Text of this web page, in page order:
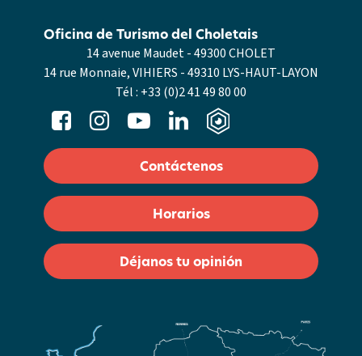
14 avenue Maudet - 49300 CHOLET
14 rue Monnaie, VIHIERS - 49310 LYS-HAUT-LAYON
Tél : +33 (0)2 41 49 80 00
Oficina de Turismo del Choletais
Contáctenos
Horarios
Déjanos tu opinión